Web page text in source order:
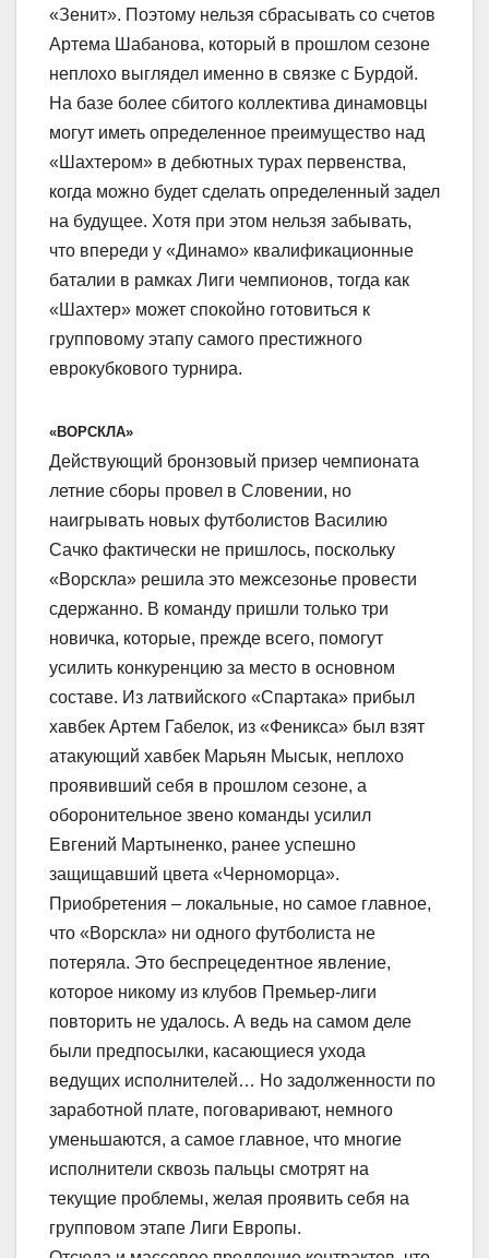
«Зенит». Поэтому нельзя сбрасывать со счетов
Артема Шабанова, который в прошлом сезоне
неплохо выглядел именно в связке с Бурдой.
На базе более сбитого коллектива динамовцы
могут иметь определенное преимущество над
«Шахтером» в дебютных турах первенства,
когда можно будет сделать определенный задел
на будущее. Хотя при этом нельзя забывать,
что впереди у «Динамо» квалификационные
баталии в рамках Лиги чемпионов, тогда как
«Шахтер» может спокойно готовиться к
групповому этапу самого престижного
еврокубкового турнира.
«ВОРСКЛА»
Действующий бронзовый призер чемпионата
летние сборы провел в Словении, но
наигрывать новых футболистов Василию
Сачко фактически не пришлось, поскольку
«Ворскла» решила это межсезонье провести
сдержанно. В команду пришли только три
новичка, которые, прежде всего, помогут
усилить конкуренцию за место в основном
составе. Из латвийского «Спартака» прибыл
хавбек Артем Габелок, из «Феникса» был взят
атакующий хавбек Марьян Мысык, неплохо
проявивший себя в прошлом сезоне, а
оборонительное звено команды усилил
Евгений Мартыненко, ранее успешно
защищавший цвета «Черноморца».
Приобретения – локальные, но самое главное,
что «Ворскла» ни одного футболиста не
потеряла. Это беспрецедентное явление,
которое никому из клубов Премьер-лиги
повторить не удалось. А ведь на самом деле
были предпосылки, касающиеся ухода
ведущих исполнителей… Но задолженности по
заработной плате, поговаривают, немного
уменьшаются, а самое главное, что многие
исполнители сквозь пальцы смотрят на
текущие проблемы, желая проявить себя на
групповом этапе Лиги Европы.